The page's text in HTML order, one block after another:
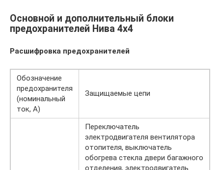
Основной и дополнительный блоки
предохранителей Нива 4х4
Расшифровка предохранителей
Обозначение
предохранителя
(номинальный
ток, А)
Защищаемые цепи
Переключатель
электродвигателя вентилятора
отопителя, выключатель
обогрева стекла двери багажного
отделения, электродвигатель